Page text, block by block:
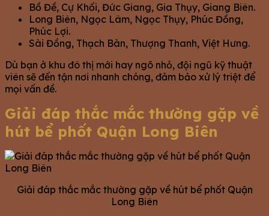
Bồ Đề, Cự Khối, Đức Giang, Gia Thụy, Giang Biên.
Long Biên, Ngọc Lâm, Ngọc Thụy, Phúc Đồng,
Phúc Lợi.
Sài Đồng, Thạch Bàn, Thượng Thanh, Việt Hưng.
Dù bạn ở khu đô thị mới hay ngõ nhỏ, đội ngũ kỹ thuật
viên sẽ đến tận nơi nhanh chóng, đảm bảo xử lý triệt để
mọi vấn đề.
Giải đáp thắc mắc thường gặp về
hút bể phốt Quận Long Biên
Giải đáp thắc mắc thường gặp về hút bể phốt Quận
Long Biên